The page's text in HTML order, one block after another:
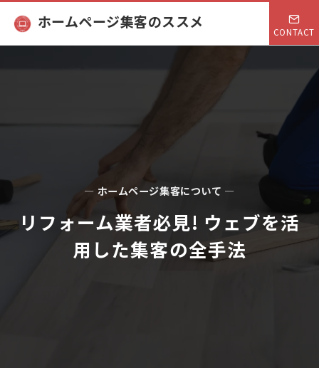
ホームページ集客のススメ
CONTACT
— ホームページ集客について —
リフォーム業者必見! ウェブを活
用した集客の全手法